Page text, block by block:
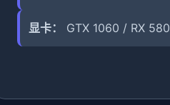
显卡： GTX 1060 / RX 580